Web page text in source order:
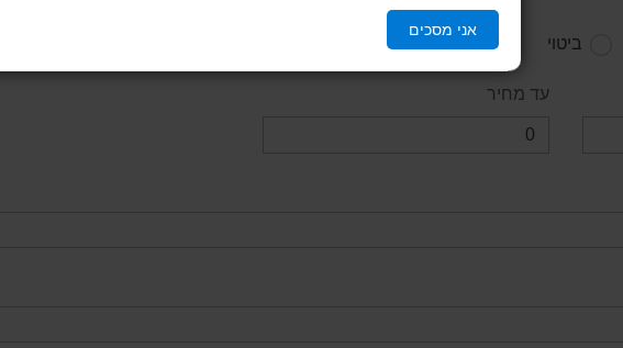
אני מסכים
ביטוי
עד מחיר